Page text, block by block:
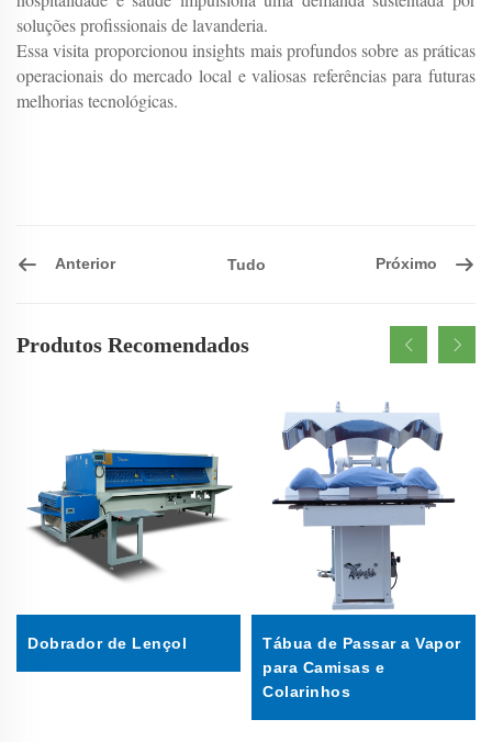
soluções profissionais de lavanderia.
Essa visita proporcionou insights mais profundos sobre as práticas
operacionais do mercado local e valiosas referências para futuras
melhorias tecnológicas.
Anterior Tudo Próximo
Produtos Recomendados
Dobrador de Lençol
Tábua de Passar a Vapor
para Camisas e
Colarinhos